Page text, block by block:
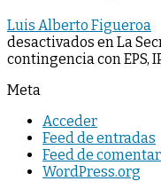
Luis Alberto Figueroa
desactivados en La
contingencia con EPS,
Meta
Acceder
Feed de entradas
Feed de
WordPress.org